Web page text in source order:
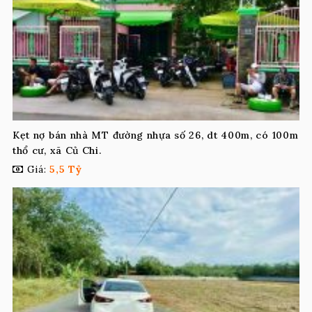
Kẹt nợ bán nhà MT đường nhựa số 26, dt 400m, có 100m
thổ cư, xã Củ Chi.
Giá: 5,5 Tỷ